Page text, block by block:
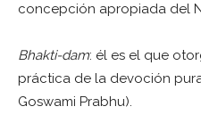
concepción apropiada del
Bhakti-dam: él es el que
práctica de la devoción
Goswami Prabhu).